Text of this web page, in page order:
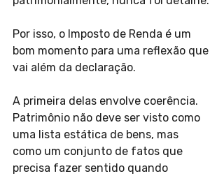
Por isso, o Imposto de Renda é um
bom momento para uma reflexão que
vai além da declaração.
A primeira delas envolve coerência.
Patrimônio não deve ser visto como
uma lista estática de bens, mas
como um conjunto de fatos que
precisa fazer sentido quando